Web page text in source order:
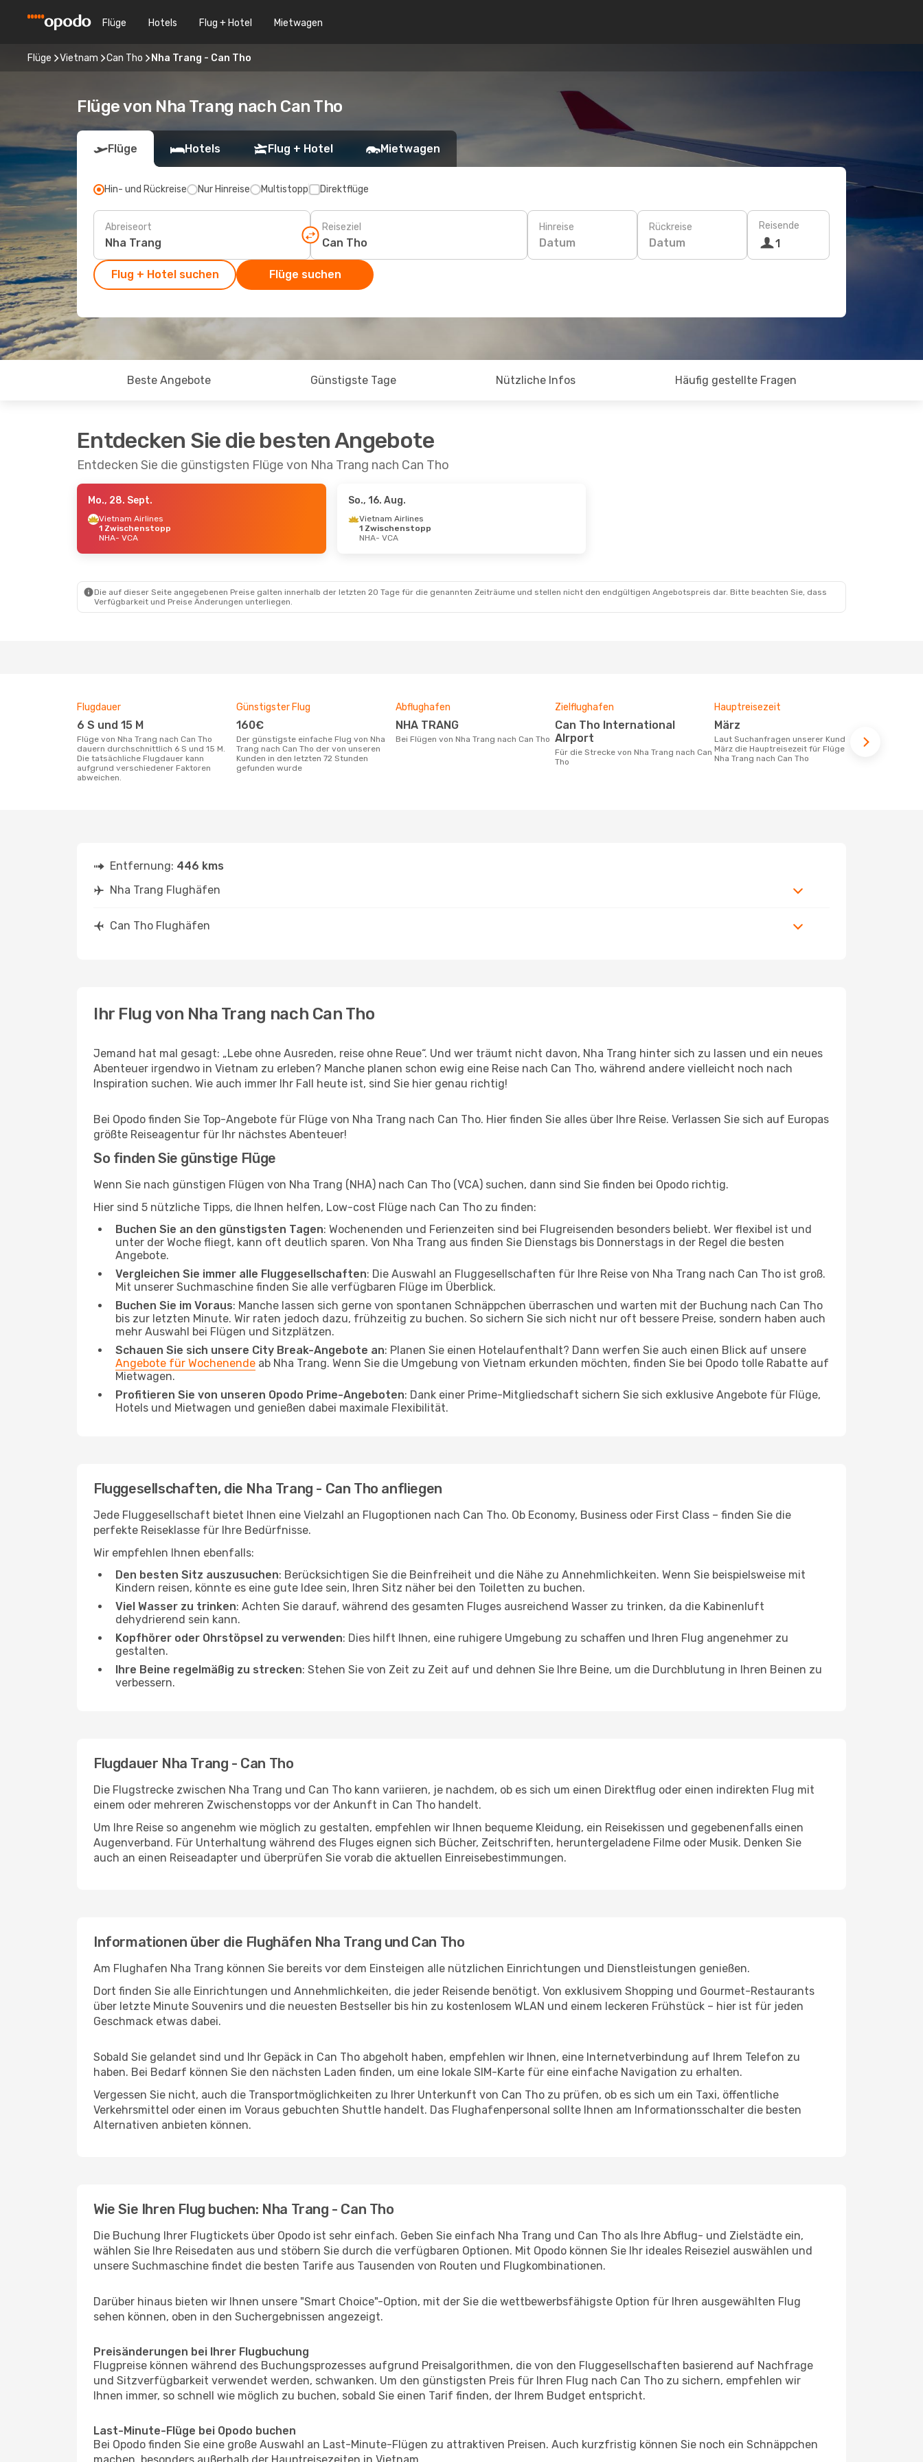
Flüge Hotels Flug + Hotel Mietwagen
Flüge Vietnam Can Tho Nha Trang - Can Tho
Flüge von Nha Trang nach Can Tho
Flüge Hotels Flug + Hotel Mietwagen
Hin- und Rückreise Nur Hinreise Multistopp Direktflüge
Abreiseort Reiseziel Hinreise
Datum
Rückreise
Datum
Reisende
1
Flug + Hotel suchen Flüge suchen
Beste Angebote Günstigste Tage Nützliche Infos Häufig gestellte Fragen
Entdecken Sie die besten Angebote
Entdecken Sie die günstigsten Flüge von Nha Trang nach Can Tho
Mo., 28. Sept.
Vietnam Airlines
1 Zwischenstopp
NHA- VCA
So., 16. Aug.
Vietnam Airlines
1 Zwischenstopp
NHA- VCA
Die auf dieser Seite angegebenen Preise galten innerhalb der letzten 20 Tage für die genannten Zeiträume und stellen nicht den endgültigen Angebotspreis dar. Bitte beachten Sie, dass
Verfügbarkeit und Preise Änderungen unterliegen.
Flugdauer
6 S und 15 M
Flüge von Nha Trang nach Can Tho
dauern durchschnittlich 6 S und 15 M.
Die tatsächliche Flugdauer kann
aufgrund verschiedener Faktoren
abweichen.
Günstigster Flug
160€
Der günstigste einfache Flug von Nha
Trang nach Can Tho der von unseren
Kunden in den letzten 72 Stunden
gefunden wurde
Abflughafen
NHA TRANG
Bei Flügen von Nha Trang nach Can Tho
Zielflughafen
Can Tho International
AIrport
Für die Strecke von Nha Trang nach Can
Tho
Hauptreisezeit
März
Laut Suchanfragen unserer Kunden ist
März die Hauptreisezeit für Flüge von
Nha Trang nach Can Tho
Entfernung: 446 kms
Nha Trang Flughäfen
Can Tho Flughäfen
Ihr Flug von Nha Trang nach Can Tho
Jemand hat mal gesagt: „Lebe ohne Ausreden, reise ohne Reue“. Und wer träumt nicht davon, Nha Trang hinter sich zu lassen und ein neues
Abenteuer irgendwo in Vietnam zu erleben? Manche planen schon ewig eine Reise nach Can Tho, während andere vielleicht noch nach
Inspiration suchen. Wie auch immer Ihr Fall heute ist, sind Sie hier genau richtig!
Bei Opodo finden Sie Top-Angebote für Flüge von Nha Trang nach Can Tho. Hier finden Sie alles über Ihre Reise. Verlassen Sie sich auf Europas
größte Reiseagentur für Ihr nächstes Abenteuer!
So finden Sie günstige Flüge
Wenn Sie nach günstigen Flügen von Nha Trang (NHA) nach Can Tho (VCA) suchen, dann sind Sie finden bei Opodo richtig.
Hier sind 5 nützliche Tipps, die Ihnen helfen, Low-cost Flüge nach Can Tho zu finden:
Buchen Sie an den günstigsten Tagen: Wochenenden und Ferienzeiten sind bei Flugreisenden besonders beliebt. Wer flexibel ist und
unter der Woche fliegt, kann oft deutlich sparen. Von Nha Trang aus finden Sie Dienstags bis Donnerstags in der Regel die besten
Angebote.
Vergleichen Sie immer alle Fluggesellschaften: Die Auswahl an Fluggesellschaften für Ihre Reise von Nha Trang nach Can Tho ist groß.
Mit unserer Suchmaschine finden Sie alle verfügbaren Flüge im Überblick.
Buchen Sie im Voraus: Manche lassen sich gerne von spontanen Schnäppchen überraschen und warten mit der Buchung nach Can Tho
bis zur letzten Minute. Wir raten jedoch dazu, frühzeitig zu buchen. So sichern Sie sich nicht nur oft bessere Preise, sondern haben auch
mehr Auswahl bei Flügen und Sitzplätzen.
Schauen Sie sich unsere City Break-Angebote an: Planen Sie einen Hotelaufenthalt? Dann werfen Sie auch einen Blick auf unsere
Angebote für Wochenende ab Nha Trang. Wenn Sie die Umgebung von Vietnam erkunden möchten, finden Sie bei Opodo tolle Rabatte auf
Mietwagen.
Profitieren Sie von unseren Opodo Prime-Angeboten: Dank einer Prime-Mitgliedschaft sichern Sie sich exklusive Angebote für Flüge,
Hotels und Mietwagen und genießen dabei maximale Flexibilität.
Fluggesellschaften, die Nha Trang - Can Tho anfliegen
Jede Fluggesellschaft bietet Ihnen eine Vielzahl an Flugoptionen nach Can Tho. Ob Economy, Business oder First Class – finden Sie die
perfekte Reiseklasse für Ihre Bedürfnisse.
Wir empfehlen Ihnen ebenfalls:
Den besten Sitz auszusuchen: Berücksichtigen Sie die Beinfreiheit und die Nähe zu Annehmlichkeiten. Wenn Sie beispielsweise mit
Kindern reisen, könnte es eine gute Idee sein, Ihren Sitz näher bei den Toiletten zu buchen.
Viel Wasser zu trinken: Achten Sie darauf, während des gesamten Fluges ausreichend Wasser zu trinken, da die Kabinenluft
dehydrierend sein kann.
Kopfhörer oder Ohrstöpsel zu verwenden: Dies hilft Ihnen, eine ruhigere Umgebung zu schaffen und Ihren Flug angenehmer zu
gestalten.
Ihre Beine regelmäßig zu strecken: Stehen Sie von Zeit zu Zeit auf und dehnen Sie Ihre Beine, um die Durchblutung in Ihren Beinen zu
verbessern.
Flugdauer Nha Trang - Can Tho
Die Flugstrecke zwischen Nha Trang und Can Tho kann variieren, je nachdem, ob es sich um einen Direktflug oder einen indirekten Flug mit
einem oder mehreren Zwischenstopps vor der Ankunft in Can Tho handelt.
Um Ihre Reise so angenehm wie möglich zu gestalten, empfehlen wir Ihnen bequeme Kleidung, ein Reisekissen und gegebenenfalls einen
Augenverband. Für Unterhaltung während des Fluges eignen sich Bücher, Zeitschriften, heruntergeladene Filme oder Musik. Denken Sie
auch an einen Reiseadapter und überprüfen Sie vorab die aktuellen Einreisebestimmungen.
Informationen über die Flughäfen Nha Trang und Can Tho
Am Flughafen Nha Trang können Sie bereits vor dem Einsteigen alle nützlichen Einrichtungen und Dienstleistungen genießen.
Dort finden Sie alle Einrichtungen und Annehmlichkeiten, die jeder Reisende benötigt. Von exklusivem Shopping und Gourmet-Restaurants
über letzte Minute Souvenirs und die neuesten Bestseller bis hin zu kostenlosem WLAN und einem leckeren Frühstück – hier ist für jeden
Geschmack etwas dabei.
Sobald Sie gelandet sind und Ihr Gepäck in Can Tho abgeholt haben, empfehlen wir Ihnen, eine Internetverbindung auf Ihrem Telefon zu
haben. Bei Bedarf können Sie den nächsten Laden finden, um eine lokale SIM-Karte für eine einfache Navigation zu erhalten.
Vergessen Sie nicht, auch die Transportmöglichkeiten zu Ihrer Unterkunft von Can Tho zu prüfen, ob es sich um ein Taxi, öffentliche
Verkehrsmittel oder einen im Voraus gebuchten Shuttle handelt. Das Flughafenpersonal sollte Ihnen am Informationsschalter die besten
Alternativen anbieten können.
Wie Sie Ihren Flug buchen: Nha Trang - Can Tho
Die Buchung Ihrer Flugtickets über Opodo ist sehr einfach. Geben Sie einfach Nha Trang und Can Tho als Ihre Abflug- und Zielstädte ein,
wählen Sie Ihre Reisedaten aus und stöbern Sie durch die verfügbaren Optionen. Mit Opodo können Sie Ihr ideales Reiseziel auswählen und
unsere Suchmaschine findet die besten Tarife aus Tausenden von Routen und Flugkombinationen.
Darüber hinaus bieten wir Ihnen unsere "Smart Choice"-Option, mit der Sie die wettbewerbsfähigste Option für Ihren ausgewählten Flug
sehen können, oben in den Suchergebnissen angezeigt.
Preisänderungen bei Ihrer Flugbuchung
Flugpreise können während des Buchungsprozesses aufgrund Preisalgorithmen, die von den Fluggesellschaften basierend auf Nachfrage
und Sitzverfügbarkeit verwendet werden, schwanken. Um den günstigsten Preis für Ihren Flug nach Can Tho zu sichern, empfehlen wir
Ihnen immer, so schnell wie möglich zu buchen, sobald Sie einen Tarif finden, der Ihrem Budget entspricht.
Last-Minute-Flüge bei Opodo buchen
Bei Opodo finden Sie eine große Auswahl an Last-Minute-Flügen zu attraktiven Preisen. Auch kurzfristig können Sie noch ein Schnäppchen